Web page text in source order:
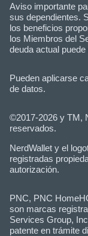
Aviso importante
sus dependientes.
los beneficios
los Miembros del
deuda actual
Pueden aplicarse
de datos.
©2017-2026 y TM,
reservados.
NerdWallet y el
registradas
autorización.
PNC, PNC
son marcas
Services Group,
patente en trámite